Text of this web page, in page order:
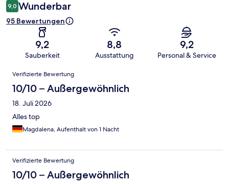
9,0 Wunderbar
95 Bewertungen
9,2
Sauberkeit
8,8
Ausstattung
9,2
Personal & Service
Bewertungen
Verifizierte Bewertung
10/10 – Außergewöhnlich
18. Juli 2026
Alles top
Magdalena, Aufenthalt von 1 Nacht
Verifizierte Bewertung
10/10 – Außergewöhnlich